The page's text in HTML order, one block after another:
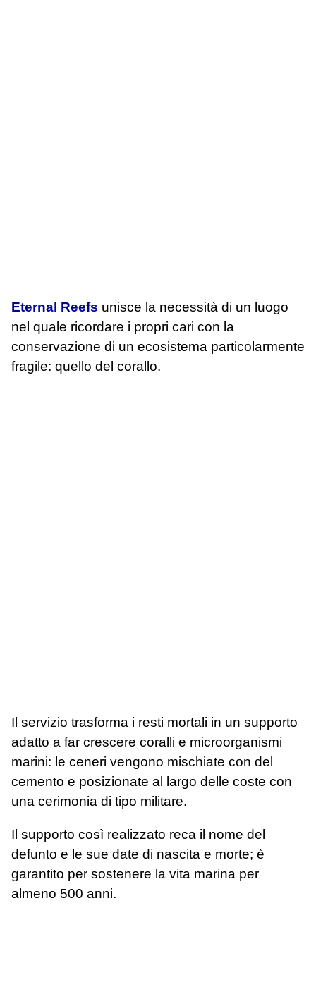
Eternal Reefs unisce la necessità di un luogo
nel quale ricordare i propri cari con la
conservazione di un ecosistema particolarmente
fragile: quello del corallo.
Il servizio trasforma i resti mortali in un supporto
adatto a far crescere coralli e microorganismi
marini: le ceneri vengono mischiate con del
cemento e posizionate al largo delle coste con
una cerimonia di tipo militare.
Il supporto così realizzato reca il nome del
defunto e le sue date di nascita e morte; è
garantito per sostenere la vita marina per
almeno 500 anni.